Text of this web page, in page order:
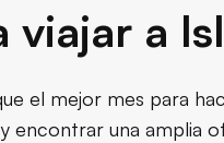
viajar a
el mejor mes para
encontrar una amplia